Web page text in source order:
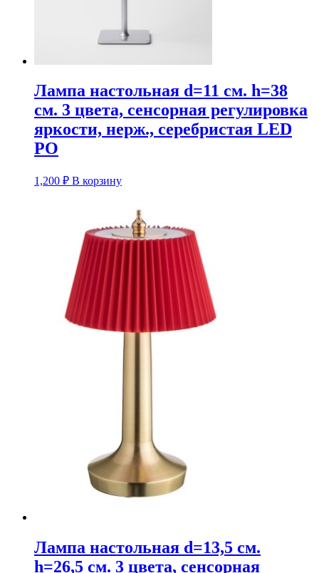
Лампа настольная d=11 см. h=38
см. 3 цвета, сенсорная регулировка
яркости, нерж., серебристая LED
PO
1,200 ₽ В корзину
Лампа настольная d=13,5 см.
h=26,5 см. 3 цвета, сенсорная